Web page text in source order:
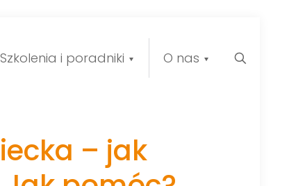
Szkolenia i poradniki O nas
– jak